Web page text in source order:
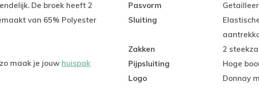
De broek heeft 2
van 65% Polyester
maak je jouw huispak
Pasvorm
Sluiting
Zakken
2
Pijpsluiting
Hoge
Logo
Donnay